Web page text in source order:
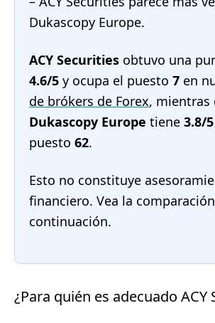
Dukascopy Europe.
ACY Securities obtuvo una
4.6/5 y ocupa el puesto 7 en
de brókers de Forex, mientras
Dukascopy Europe tiene 3.8/5
puesto 62.
Esto no constituye
financiero. Vea la
continuación.
¿Para quién es adecuado ACY